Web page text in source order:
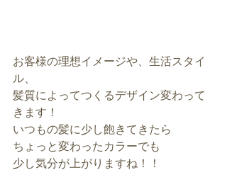
お客様の理想イメージや、生活スタイ
ル、
髪質によってつくるデザイン変わって
きます！
いつもの髪に少し飽きてきたら
ちょっと変わったカラーでも
少し気分が上がりますね！！